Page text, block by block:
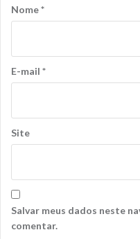
Nome*
E-mail *
Site
Salvar meus dados neste
comentar.